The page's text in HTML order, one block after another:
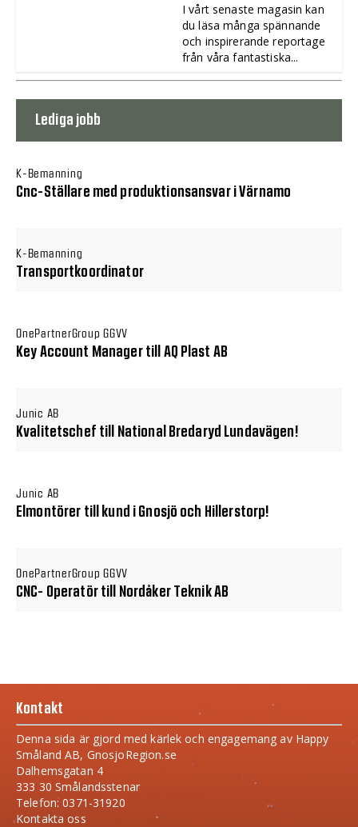
I vårt senaste magasin kan
du läsa många spännande
och inspirerande reportage
från våra fantastiska...
Lediga jobb
K-Bemanning
Cnc-Ställare med produktionsansvar i Värnamo
K-Bemanning
Transportkoordinator
OnePartnerGroup GGVV
Key Account Manager till AQ Plast AB
Junic AB
Kvalitetschef till National Bredaryd Lundavägen!
Junic AB
Elmontörer till kund i Gnosjö och Hillerstorp!
OnePartnerGroup GGVV
CNC- Operatör till Nordåker Teknik AB
Kontakt
Denna sida är gjord med kärlek och engagemang av Happy
Småland AB, GnosjoRegion.se
Dalhemsgatan 4
333 30 Smålandsstenar
Telefon: 0371-31920
Kontakta oss